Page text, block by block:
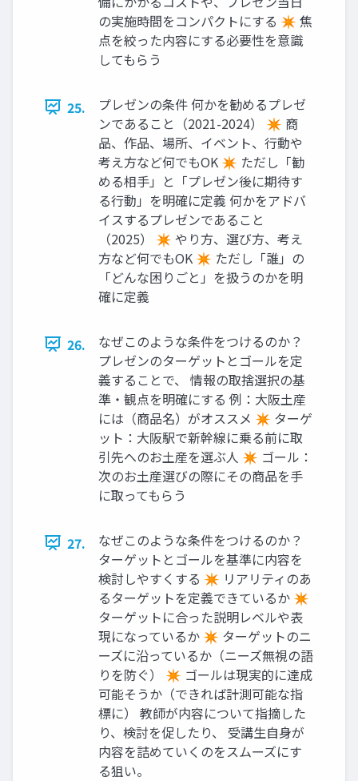
の実施時間をコンパクトにする ✴ 焦
点を絞った内容にする必要性を意識
してもらう
25.
プレゼンの条件 何かを勧めるプレゼ
ンであること（2021-2024） ✴ 商
品、作品、場所、イベント、行動や
考え方など何でもOK ✴ ただし「勧
める相手」と「プレゼン後に期待す
る行動」を明確に定義 何かをアドバ
イスするプレゼンであること
（2025） ✴ やり方、選び方、考え
方など何でもOK ✴ ただし「誰」の
「どんな困りごと」を扱うのかを明
確に定義
26.
なぜこのような条件をつけるのか？
プレゼンのターゲットとゴールを定
義することで、 情報の取捨選択の基
準・観点を明確にする 例：大阪土産
には（商品名）がオススメ ✴ ターゲ
ット：大阪駅で新幹線に乗る前に取
引先へのお土産を選ぶ人 ✴ ゴール：
次のお土産選びの際にその商品を手
に取ってもらう
27.
なぜこのような条件をつけるのか？
ターゲットとゴールを基準に内容を
検討しやすくする ✴ リアリティのあ
るターゲットを定義できているか ✴
ターゲットに合った説明レベルや表
現になっているか ✴ ターゲットのニ
ーズに沿っているか（ニーズ無視の語
りを防ぐ） ✴ ゴールは現実的に達成
可能そうか（できれば計測可能な指
標に） 教師が内容について指摘した
り、検討を促したり、 受講生自身が
内容を詰めていくのをスムーズにす
る狙い。